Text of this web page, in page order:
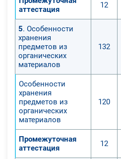
аттестация
12
5. Особенности
хранения
предметов из
органических
материалов
132
Особенности
хранения
предметов из
органических
материалов
120
Промежуточная
аттестация
12